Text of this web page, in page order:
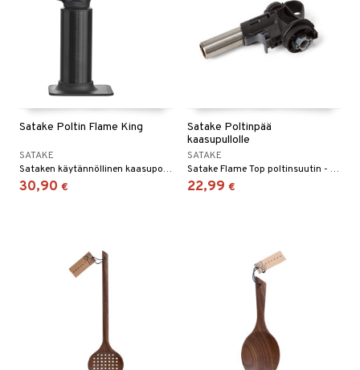
Satake Poltin Flame King
SATAKE
Sataken käytännöllinen kaasupoltin Crème Brûléen karamellisointiin tai vihannesten, kalan ja lihan liekittämiseen.
30,90 €
Satake Poltinpää
kaasupullolle
SATAKE
Satake Flame Top poltinsuutin - Tarkkuutta, inspiraatiota ja eleganssia ruoanlaittoon.
22,99 €